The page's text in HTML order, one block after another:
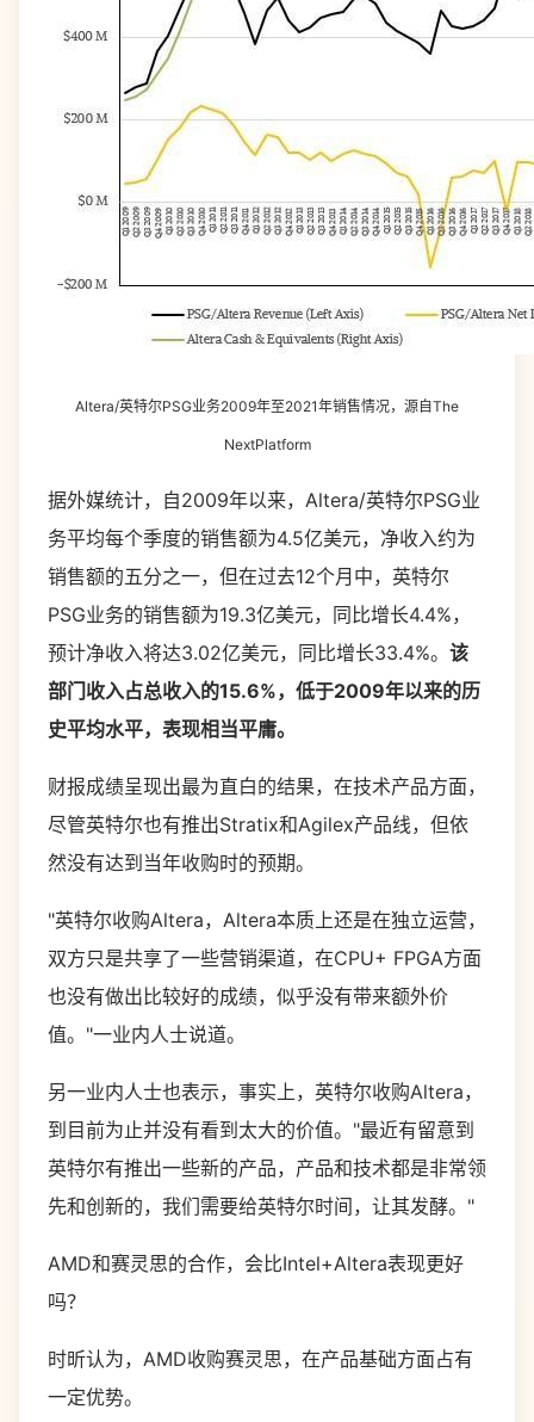
Altera/英特尔PSG业务2009年至2021年销售情况，源自The
NextPlatform
据外媒统计，自2009年以来，Altera/英特尔PSG业
务平均每个季度的销售额为4.5亿美元，净收入约为
销售额的五分之一，但在过去12个月中，英特尔
PSG业务的销售额为19.3亿美元，同比增长4.4%，
预计净收入将达3.02亿美元，同比增长33.4%。 该
部门收入占总收入的15.6%，低于2009年以来的历
史平均水平，表现相当平庸。
财报成绩呈现出最为直白的结果，在技术产品方面，
尽管英特尔也有推出Stratix和Agilex产品线，但依
然没有达到当年收购时的预期。
"英特尔收购Altera，Altera本质上还是在独立运营，
双方只是共享了一些营销渠道，在CPU+ FPGA方面
也没有做出比较好的成绩，似乎没有带来额外价
值。"一业内人士说道。
另一业内人士也表示，事实上，英特尔收购Altera，
到目前为止并没有看到太大的价值。"最近有留意到
英特尔有推出一些新的产品，产品和技术都是非常领
先和创新的，我们需要给英特尔时间，让其发酵。"
AMD和赛灵思的合作，会比Intel+Altera表现更好
吗？
时昕认为，AMD收购赛灵思，在产品基础方面占有
一定优势。